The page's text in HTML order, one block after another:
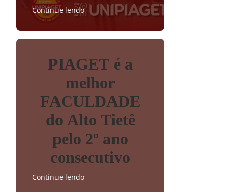
Continue lendo
PIAGET é a
melhor
FACULDADE
do Alto Tietê
pelo 2º ano
consecutivo
Continue lendo